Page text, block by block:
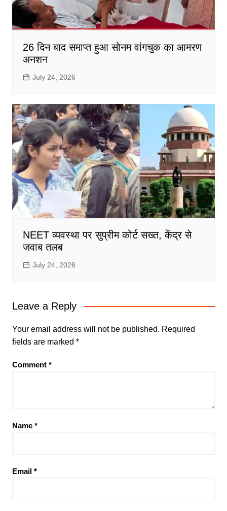
26 दिन बाद समाप्त हुआ सोनम वांगचुक का आमरण
अनशन
July 24, 2026
NEET व्यवस्था पर सुप्रीम कोर्ट सख्त, केंद्र से
जवाब तलब
July 24, 2026
Leave a Reply
Your email address will not be published. Required
fields are marked *
Comment *
Name *
Email *